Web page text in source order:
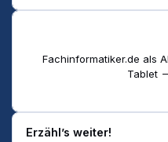
Fachinformatiker.de als
Tablet
Erzähl’s weiter!